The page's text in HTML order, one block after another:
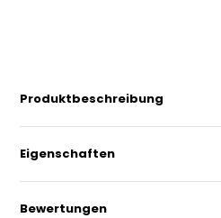
Produktbeschreibung
Eigenschaften
Bewertungen